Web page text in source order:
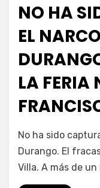
NO HA
EL
LA FERIA
por Fernando
No ha sido
Durango. El
Villa. A más de un